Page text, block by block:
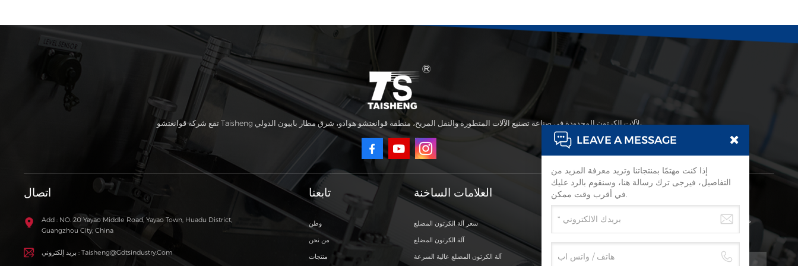
تقع شركة قوانغتشو Taisheng لآلات الكرتون المحدودة في صناعة تصنيع الآلات المتطورة والنقل المريح، منطقة قوانغتشو هوادو، شرق مطار باييون الدولي،
اتصال
Add : NO. 20 Yayao Middle Road, Yayao Town, Huadu District,
Guangzhou City, China
بريد إلكتروني : Taisheng@gdtsindustry.com
تابعنا
وطن
من نحن
منتجات
العلامات الساخنة
سعر آلة الكرتون المضلع
آلة الكرتون المضلع
آلة الكرتون المضلع عالية السرعة
اشترك
من فضلك تابع القراءة، ابق على اطلاع، اشترك، ونحن نرحب بك لتخبرنا
برأيك.
LEAVE A MESSAGE
إذا كنت مهتمًا بمنتجاتنا وتريد معرفة المزيد من
التفاصيل، فيرجى ترك رسالة هنا، وسنقوم بالرد عليك
في أقرب وقت ممكن.